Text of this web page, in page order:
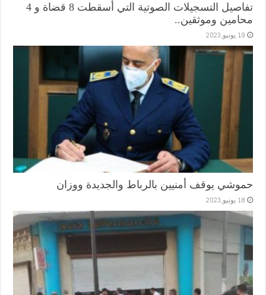
تفاصيل التسجيلات الصوتية التي أسقطت 8 قضاة و 4
محامين وموثقين..
19 يونيو,2023
حموشي يوقف أمنيين بالرباط والجديدة ووزان
18 يونيو,2023